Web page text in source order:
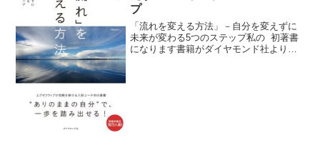
プ
「流れを変える方法」－自分を変えずに
未来が変わる5つのステップ私の 初著書
になります書籍がダイヤモンド社より出